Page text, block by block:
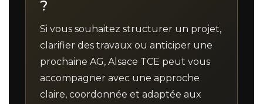
?
Si vous souhaitez structurer un projet,
clarifier des travaux ou anticiper une
prochaine AG, Alsace TCE peut vous
accompagner avec une approche
claire, coordonnée et adaptée aux